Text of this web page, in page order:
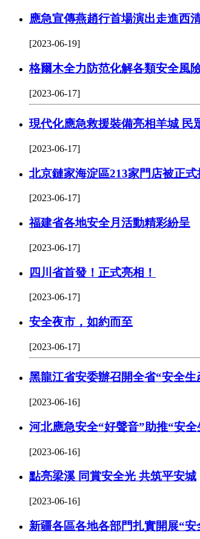
應急宣傳燕趙行首場演出走進西
[2023-06-19]
格爾木全力防范化解各類安全風
[2023-06-17]
現代化應急救援裝備亮相羊城 民
[2023-06-17]
北京鏈家海淀區213家門店被正
[2023-06-17]
福建省各地安全月活動精彩紛呈
[2023-06-17]
四川省首發！正式亮相！
[2023-06-17]
安全夜市，如約而至
[2023-06-17]
黑龍江省安委辦召開全省“安全
[2023-06-16]
河北應急安全“好聲音”助推“安
[2023-06-16]
點亮梁溪 同賞安全光 共筑平安城
[2023-06-16]
新疆各區各地各部門扎實開展“